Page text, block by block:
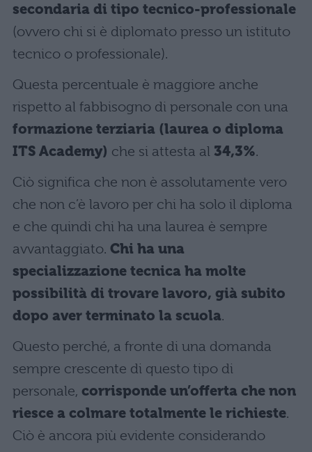
secondaria di tipo tecnico-professionale
(ovvero chi si è diplomato presso un istituto
tecnico o professionale).
Questa percentuale è maggiore anche
rispetto al fabbisogno di personale con una
formazione terziaria (laurea o diploma
ITS Academy) che si attesta al 34,3%.
Ciò significa che non è assolutamente vero
che non c’è lavoro per chi ha solo il diploma
e che quindi chi ha una laurea è sempre
avvantaggiato. Chi ha una
specializzazione tecnica ha molte
possibilità di trovare lavoro, già subito
dopo aver terminato la scuola.
Questo perché, a fronte di una domanda
sempre crescente di questo tipo di
personale, corrisponde un’offerta che non
riesce a colmare totalmente le richieste.
Ciò è ancora più evidente considerando